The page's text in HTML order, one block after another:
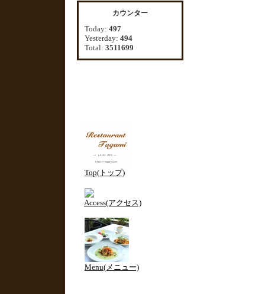
カウンター
Today: 497
Yesterday: 494
Total: 3511699
Top(トップ)
Access(アクセス)
Menu(メニュー)